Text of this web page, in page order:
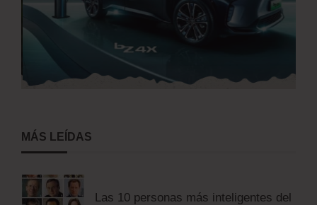
MÁS LEÍDAS
Las 10 personas más inteligentes del